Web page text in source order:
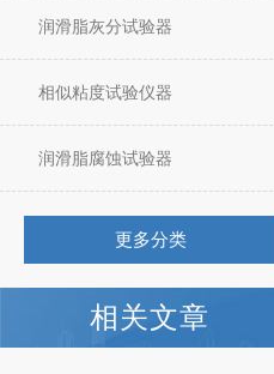
润滑脂灰分试验器
相似粘度试验仪器
润滑脂腐蚀试验器
更多分类
相关文章